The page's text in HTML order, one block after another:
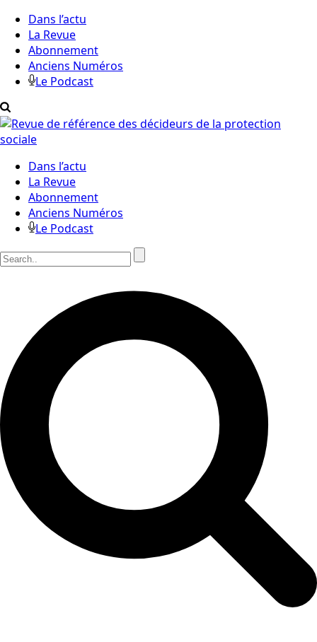
Dans l’actu
La Revue
Abonnement
Anciens Numéros
Le Podcast
Dans l’actu
La Revue
Abonnement
Anciens Numéros
Le Podcast